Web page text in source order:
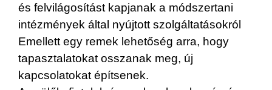
és felvilágosítást kapjanak a módszertani
intézmények által nyújtott szolgáltatásokról
Emellett egy remek lehetőség arra, hogy
tapasztalatokat osszanak meg, új
kapcsolatokat építsenek.